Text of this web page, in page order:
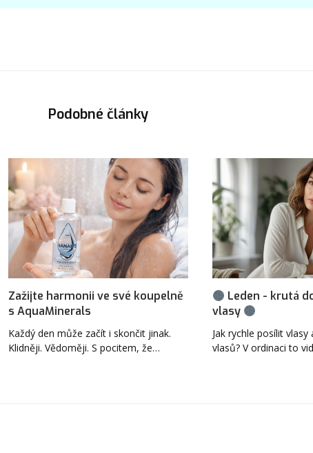
Podobné články
Zažijte harmonii ve své koupelně
s AquaMinerals
Každý den může začít i skončit jinak.
Klidněji. Vědoměji. S pocitem, že…
Leden - krutá
vlasy
Jak rychle posílit
vlasů? V ordinaci to